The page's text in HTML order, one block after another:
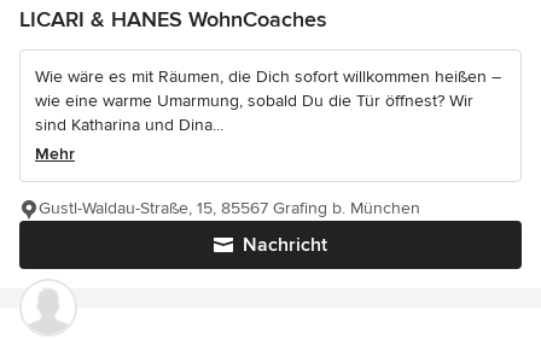
LICARI & HANES WohnCoaches
Wie wäre es mit Räumen, die Dich sofort willkommen heißen –
wie eine warme Umarmung, sobald Du die Tür öffnest? Wir
sind Katharina und Dina...
Mehr
Nachricht
Gustl-Waldau-Straße, 15, 85567 Grafing b. München